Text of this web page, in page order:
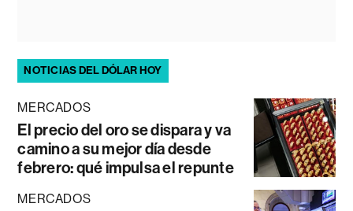
NOTICIAS DEL DÓLAR HOY
MERCADOS
El precio del oro se dispara y va
camino a su mejor día desde
febrero: qué impulsa el repunte
MERCADOS